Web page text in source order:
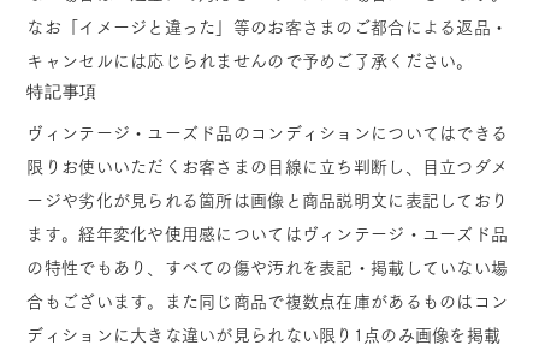
なお「イメージと違った」等のお客さまのご都合による返品・
キャンセルには応じられませんので予めご了承ください。
特記事項
ヴィンテージ・ユーズド品のコンディションについてはできる
限りお使いいただくお客さまの目線に立ち判断し、目立つダメ
ージや劣化が見られる箇所は画像と商品説明文に表記しており
ます。経年変化や使用感についてはヴィンテージ・ユーズド品
の特性でもあり、すべての傷や汚れを表記・掲載していない場
合もございます。また同じ商品で複数点在庫があるものはコン
ディションに大きな違いが見られない限り1点のみ画像を掲載